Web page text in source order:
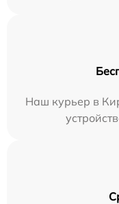
Наш курьер в